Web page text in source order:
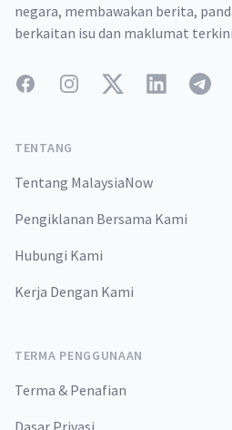
negara, membawakan berita,
berkaitan isu dan maklumat
FacebookInstagramTwitterLinkedIn
TENTANG
Tentang MalaysiaNow
Pengiklanan Bersama Kami
Hubungi Kami
Kerja Dengan Kami
TERMA PENGGUNAAN
Terma & Penafian